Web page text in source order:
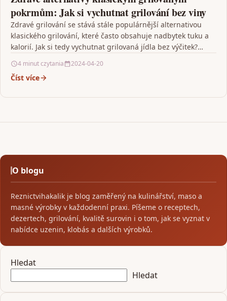
pokrmům: Jak si vychutnat grilování bez viny
Zdravé grilování se stává stále populárnější alternativou
klasického grilování, které často obsahuje nadbytek tuku a
kalorií. Jak si tedy vychutnat grilovaná jídla bez výčitek?…
4 minut czytania 2024-04-20
Číst více
O blogu
Reznictvihakalik je blog zaměřený na kulinářství, maso a
masné výrobky v každodenní praxi. Píšeme o receptech,
dezertech, grilování, kvalitě surovin i o tom, jak se vyznat v
nabídce uzenin, klobás a dalších výrobků.
Hledat
Hledat